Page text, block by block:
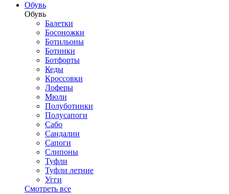
Обувь
Обувь
Балетки
Босоножки
Ботильоны
Ботинки
Ботфорты
Кеды
Кроссовки
Лоферы
Мюли
Полуботинки
Полусапоги
Сабо
Сандалии
Сапоги
Слипоны
Туфли
Туфли летние
Угги
Смотреть все